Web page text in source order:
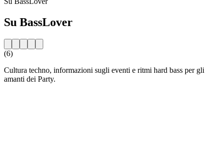
Su BassLover
(6)
Cultura techno, informazioni sugli eventi e ritmi hard bass per gli
amanti dei Party.